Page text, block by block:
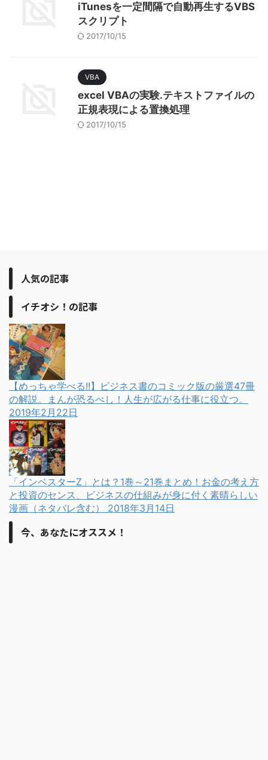
iTunesを一定間隔で自動再生するVBS
スクリプト
2017/10/15
VBA
excel VBAの実験.テキストファイルの
正規表現による置換処理
2017/10/15
人気の記事
イチオシ！の記事
【めっちゃ学べる!!】ビジネス書のコミック版の厳選47冊
の解説。まんが恐るべし！人生が広がる仕事に役立つ。
2019年2月22日
「インベスターZ」とは？1巻～21巻まとめ！お金の考え方
と投資のセンス、ビジネスの仕組みが身に付く素晴らしい
漫画（ネタバレ含む） 2018年3月14日
今、あなたにオススメ！